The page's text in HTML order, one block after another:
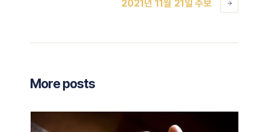
2021년 11월 21일 주보
More posts